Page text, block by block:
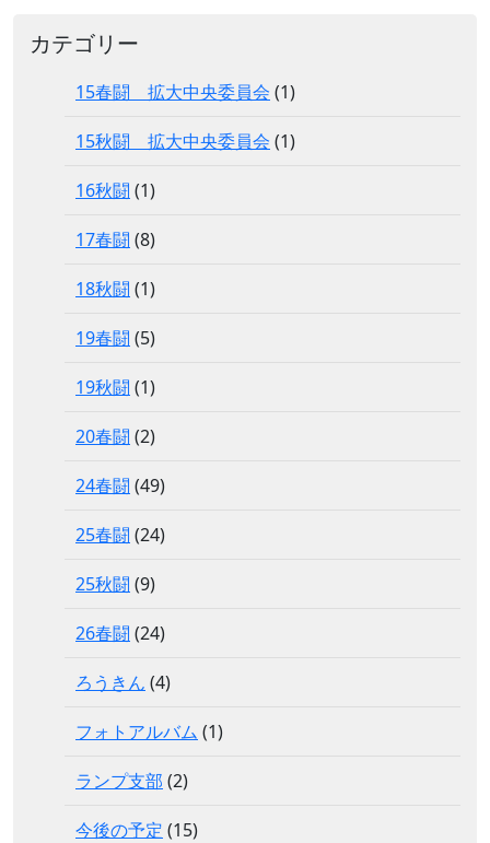
カテゴリー
15春闘 拡大中央委員会 (1)
15秋闘 拡大中央委員会 (1)
16秋闘 (1)
17春闘 (8)
18秋闘 (1)
19春闘 (5)
19秋闘 (1)
20春闘 (2)
24春闘 (49)
25春闘 (24)
25秋闘 (9)
26春闘 (24)
ろうきん (4)
フォトアルバム (1)
ランプ支部 (2)
今後の予定 (15)